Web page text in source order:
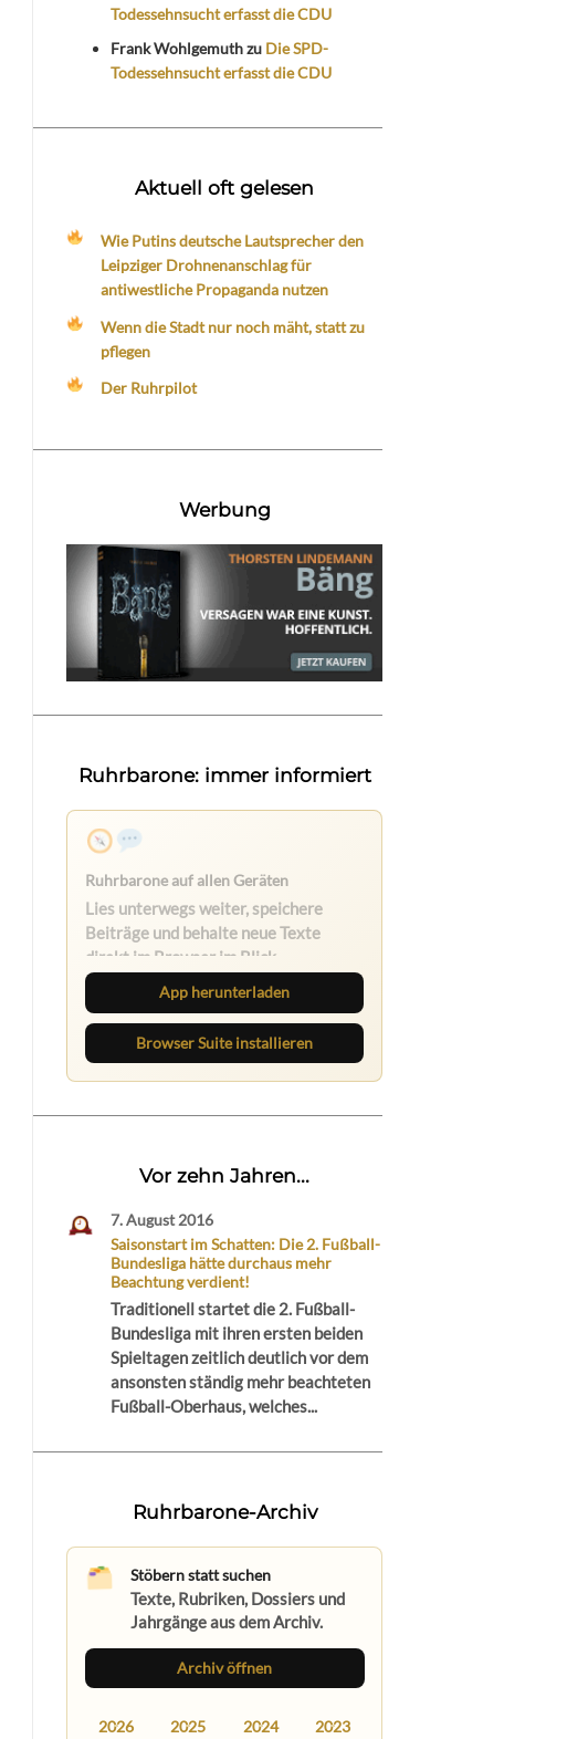
Todessehnsucht erfasst die CDU
Frank Wohlgemuthzu Die SPD-
Todessehnsucht erfasst die CDU
Aktuell oft gelesen
Wie Putins deutsche Lautsprecher den
Leipziger Drohnenanschlag für
antiwestliche Propaganda nutzen
Wenn die Stadt nur noch mäht, statt zu
pflegen
Der Ruhrpilot
Werbung
Ruhrbarone: immer informiert
Nichts mehr verpassen
Die Ruhrbarone-App bringt den Blog
aufs Handy. Die Browser Suite hält
dich am Desktop auf dem Laufenden.
App herunterladen
Browser Suite installieren
Vor zehn Jahren...
7. August 2016
Saisonstart im Schatten: Die 2. Fußball-
Bundesliga hätte durchaus mehr
Beachtung verdient!
Traditionell startet die 2. Fußball-
Bundesliga mit ihren ersten beiden
Spieltagen zeitlich deutlich vor dem
ansonsten ständig mehr beachteten
Fußball-Oberhaus, welches...
Ruhrbarone-Archiv
Stöbern statt suchen
Texte, Rubriken, Dossiers und
Jahrgänge aus dem Archiv.
Archiv öffnen
2026 2025 2024 2023